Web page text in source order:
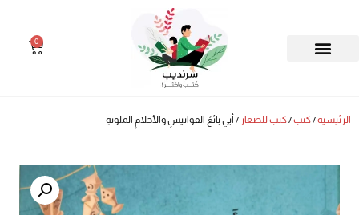
0
الرئيسية/كتب/كتب للصغار / أبي بائعُ الفوانيسِ والأحلامِ الملونةِ